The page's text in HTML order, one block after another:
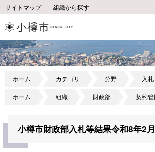
サイトマップ 組織から探す
ホーム カテゴリ 分野 入
ホーム 組織 財政部 契約
小樽市財政部入札等結果令和8年2